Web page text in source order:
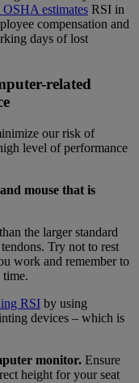
OSHA estimates RSI in
compensation and
days of lost
related
our risk of
level of performance
mouse that is
the larger standard
Try not to rest
work and remember to
time.
RSI by using
devices – which is
monitor. Ensure
height for your seat